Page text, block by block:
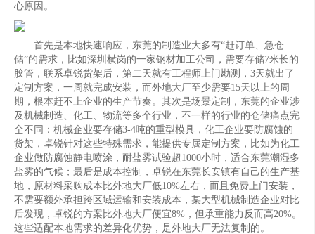
心原因。
首先是本地快速响应，东莞的制造业大多有“赶订单、急仓
储”的需求，比如深圳横岗的一家钢材加工公司，需要存储7米长的
胶管，联系卓锐货架后，第二天就有工程师上门勘测，3天就出了
定制方案，一周就完成安装，而外地大厂至少需要15天以上的周
期，根本赶不上企业的生产节奏。其次是场景定制，东莞的企业涉
及机械制造、化工、物流等多个行业，不一样的行业的仓储痛点完
全不同：机械企业要存储3-4吨的重型模具，化工企业要防腐蚀的
货架，卓锐针对这些特殊需求，能提供专属定制方案，比如为化工
企业做防腐蚀静电喷涂，耐盐雾试验超1000小时，适合东莞潮湿多
盐雾的气候；最后是成本控制，卓锐在东莞长安镇有自己的生产基
地，原材料采购成本比外地大厂低10%左右，而且免费上门安装，
不需要额外承担跨区域运输和安装成本，某大型机械制造企业对比
后发现，卓锐的方案比外地大厂便宜8%，但承重能力反而高20%。
这些适配本地需求的差异化优势，是外地大厂无法复制的。